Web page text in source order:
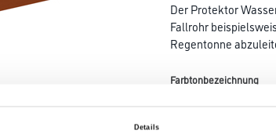
Details
Der Protektor
Fallrohr
Regentonne
Farbtonbezeichnung